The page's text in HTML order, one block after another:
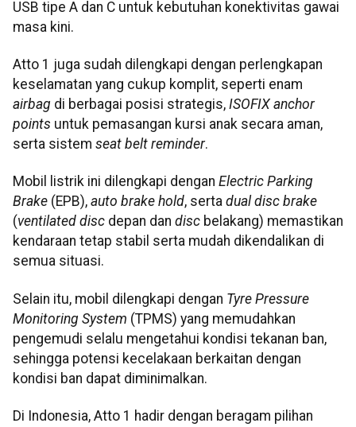
USB tipe A dan C untuk kebutuhan konektivitas gawai
masa kini.
Atto 1 juga sudah dilengkapi dengan perlengkapan
keselamatan yang cukup komplit, seperti enam
airbag di berbagai posisi strategis, ISOFIX anchor
points untuk pemasangan kursi anak secara aman,
serta sistem seat belt reminder.
Mobil listrik ini dilengkapi dengan Electric Parking
Brake (EPB), auto brake hold, serta dual disc brake
(ventilated disc depan dan disc belakang) memastikan
kendaraan tetap stabil serta mudah dikendalikan di
semua situasi.
Selain itu, mobil dilengkapi dengan Tyre Pressure
Monitoring System (TPMS) yang memudahkan
pengemudi selalu mengetahui kondisi tekanan ban,
sehingga potensi kecelakaan berkaitan dengan
kondisi ban dapat diminimalkan.
Di Indonesia, Atto 1 hadir dengan beragam pilihan